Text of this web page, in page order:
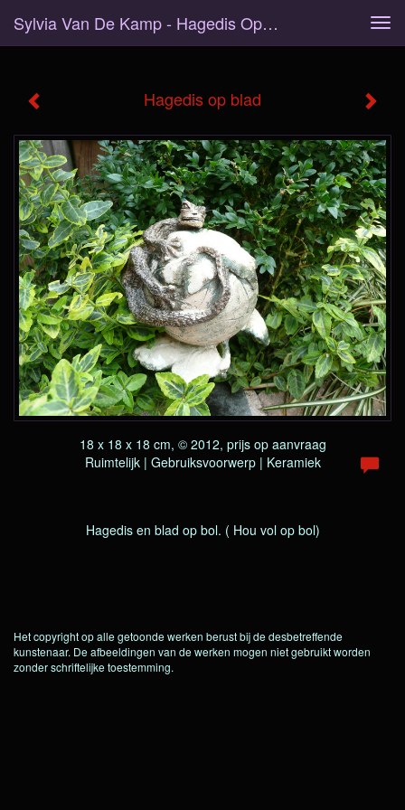
Sylvia Van De Kamp - Hagedis Op Blad
Hagedis op blad
18 x 18 x 18 cm, © 2012, prijs op aanvraag
Ruimtelijk | Gebruiksvoorwerp | Keramiek
Hagedis en blad op bol. ( Hou vol op bol)
Het copyright op alle getoonde werken berust bij de desbetreffende
kunstenaar. De afbeeldingen van de werken mogen niet gebruikt worden
zonder schriftelijke toestemming.